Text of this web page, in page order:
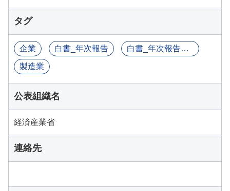
タグ
企業 白書_年次報告 白書_年次報告書等
製造業
公表組織名
経済産業省
連絡先